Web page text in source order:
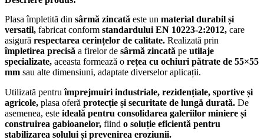
Plasa împletită din sârmă zincată este un material durabil și
versatil, fabricat conform standardului EN 10223-2:2012, care
asigură respectarea cerințelor de calitate. Realizată prin
împletirea precisă a firelor de sârmă zincată pe utilaje
specializate, aceasta formează o rețea cu ochiuri pătrate de 55×55
mm sau alte dimensiuni, adaptate diverselor aplicații.
Utilizată pentruîmprejmuiri industriale, rezidențiale, sportive și
agricole, plasa oferă protecție și securitate de lungă durată. De
asemenea, este ideală pentru consolidarea galeriilor miniere și
construirea gabioanelor, fiind o soluție eficientă pentru
stabilizarea solului și prevenirea eroziunii.